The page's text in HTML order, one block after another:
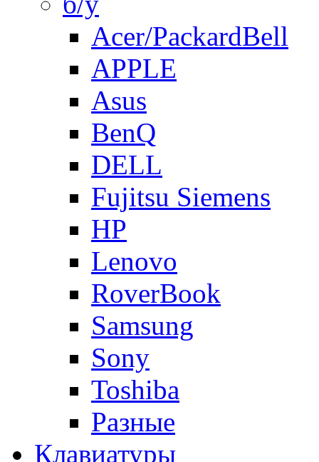
Acer/PackardBell
APPLE
Asus
BenQ
DELL
Fujitsu Siemens
HP
Lenovo
RoverBook
Samsung
Sony
Toshiba
Разные
Клавиатуры